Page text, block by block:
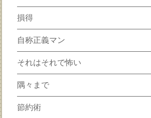
損得
自称正義マン
それはそれで怖い
隅々まで
節約術